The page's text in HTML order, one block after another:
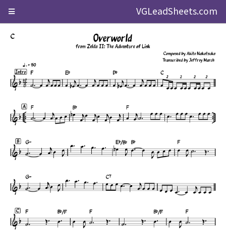
VGLeadSheets.com